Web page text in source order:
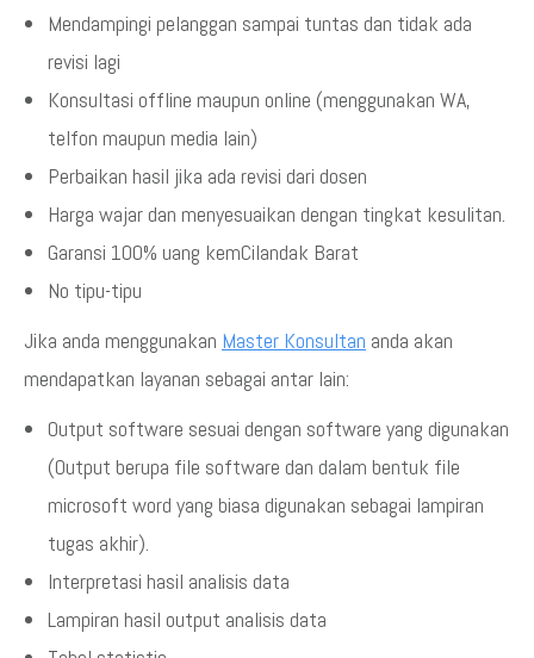
Mendampingi pelanggan sampai tuntas dan tidak ada
revisi lagi
Konsultasi offline maupun online (menggunakan WA,
telfon maupun media lain)
Perbaikan hasil jika ada revisi dari dosen
Harga wajar dan menyesuaikan dengan tingkat kesulitan.
Garansi 100% uang kemCilandak Barat
No tipu-tipu
Jika anda menggunakan Master Konsultan anda akan
mendapatkan layanan sebagai antar lain:
Output software sesuai dengan software yang digunakan
(Output berupa file software dan dalam bentuk file
microsoft word yang biasa digunakan sebagai lampiran
tugas akhir).
Interpretasi hasil analisis data
Lampiran hasil output analisis data